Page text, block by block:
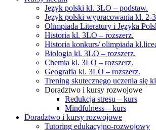
Język polski kl. 3LO – podstaw.
Język polski wypracowania kl. 2-
Olimpiada Literatury i Języka
Historia kl. 3LO – rozszerz.
Historia konkurs/ olimpiada
Biologia kl. 3LO – rozszerz.
Chemia kl. 3LO – rozszerz.
Geografia kl. 3LO – rozszerz.
Trening skutecznego uczenia się
Doradztwo i kursy rozwojowe
Redukcja stresu – kurs
Mindfulness – kurs
Doradztwo i kursy rozwojowe
Tutoring edukacyjno-rozwojowy